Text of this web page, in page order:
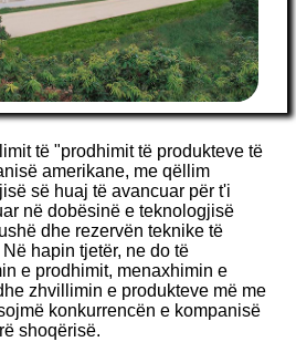
të "prodhimit të produkteve të
amerikane, me qëllim
së huaj të avancuar për t'i
në dobësinë e teknologjisë
dhe rezervën teknike të
hapin tjetër, ne do të
e prodhimit, menaxhimin e
zhvillimin e produkteve më me
konkurrencën e kompanisë
shoqërisë.